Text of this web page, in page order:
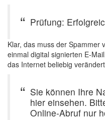
Prüfung:
Klar, das muss der Spammer
einmal digital signierten E-
das Internet beliebig
Sie können Ihre
hier einsehen.
Online-Abruf nur